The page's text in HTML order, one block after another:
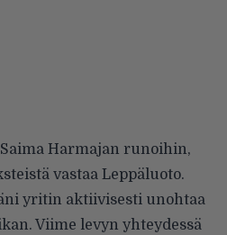
Harmajan runoihin,
vastaa Leppäluoto.
yritin aktiivisesti unohtaa
Viime levyn yhteydessä